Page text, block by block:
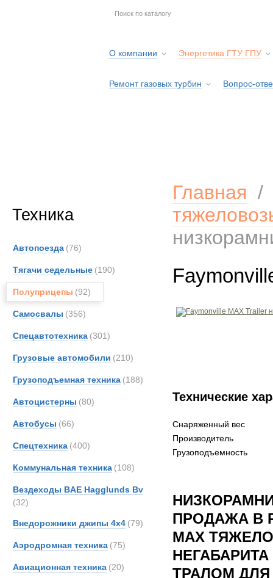
О компании Энергетика ГТУ ГПУ
Ремонт газовых турбин Вопрос-
Техника
Автопоезда (76)
Тягачи седельные (190)
Полуприцепы (92)
Самосвалы (356)
Спецавтотехника (301)
Грузовые автомобили (210)
Грузоподъемная техника (188)
Автоцистерны (80)
Автобусы (66)
Спецтехника (400)
Коммунальная техника (108)
Вездеходы BAE Hagglunds Bv
(32)
Внедорожники джипы 4х4 (79)
Аэродромная техника (75)
Авиационная техника (20)
Главная
Технические
Снаряженный вес
Производитель
Грузоподъемность
ПРОДАЖА В
MAX
ТРАЛОМ